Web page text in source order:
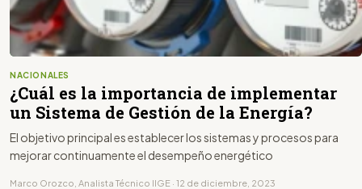
NACIONALES
¿Cuál es la importancia de implementar
un Sistema de Gestión de la Energía?
El objetivo principal es establecer los sistemas y procesos para
mejorar continuamente el desempeño energético
Marco Orozco, Analista Técnico IIGE · 12 de diciembre, 2023